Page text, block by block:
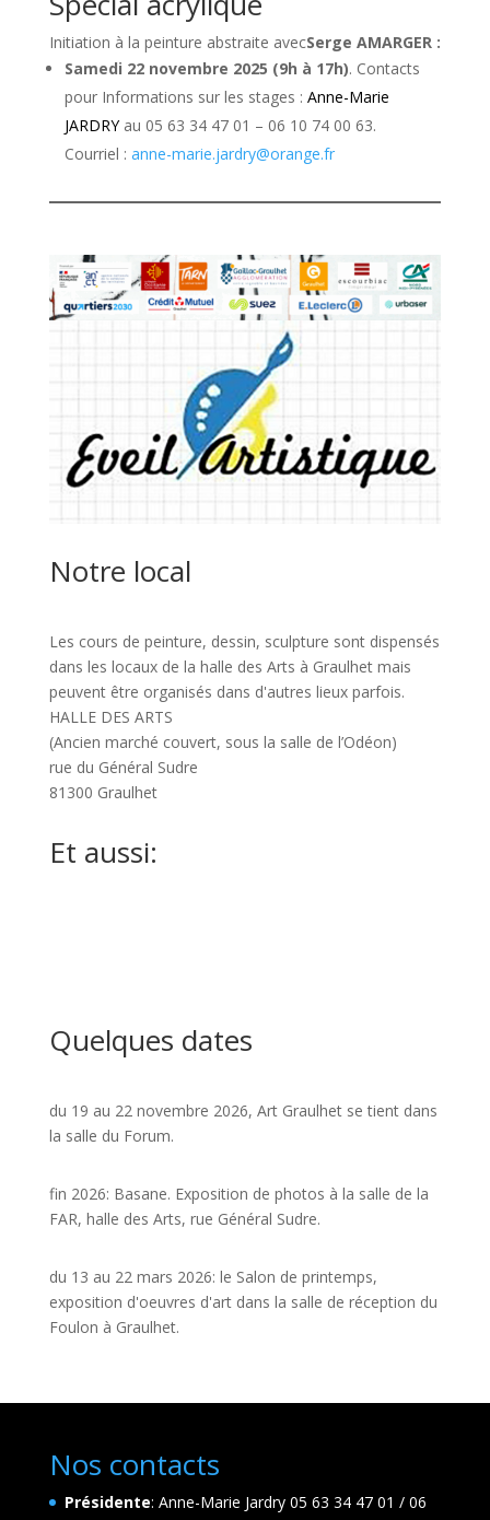
Initiation à la peinture abstraite avecSerge AMARGER :
Samedi 22 novembre 2025 (9h à 17h). Contacts
pour Informations sur les stages : Anne-Marie
JARDRYau 05 63 34 47 01 – 06 10 74 00 63.
Courriel : anne-marie.jardry@orange.fr
Notre local
Les cours de peinture, dessin, sculpture sont dispensés
dans les locaux de la halle des Arts à Graulhet mais
peuvent être organisés dans d'autres lieux parfois.
HALLE DES ARTS
(Ancien marché couvert, sous la salle de l’Odéon)
rue du Général Sudre
81300 Graulhet
Et aussi:
Quelques dates
du 19 au 22 novembre 2026, Art Graulhet se tient dans
la salle du Forum.
fin 2026: Basane. Exposition de photos à la salle de la
FAR, halle des Arts, rue Général Sudre.
du 13 au 22 mars 2026: le Salon de printemps,
exposition d'oeuvres d'art dans la salle de réception du
Foulon à Graulhet.
Nos contacts
Présidente: Anne-Marie Jardry 05 63 34 47 01 / 06